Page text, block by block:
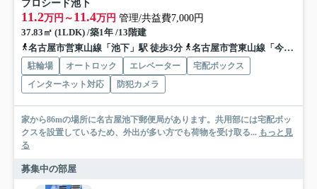
プロシード池下
11.2万円～ 11.4万円 管理/共益費7,000円
37.83㎡ (1LDK) /築1年 /13階建
名古屋市営東山線「池下」駅 徒歩3分
名古屋市営東山線「今池」駅 徒歩8分
駐輪場 オートロック エレベーター
宅配ボックス
インターネット対応
防犯カメラ
家から86mの場所に名古屋池下郵便局があります。共用部には宅配ボッ
クスを設置しているため、外出が多い方でも荷物を受け取る... もっと見
る
募集中の部屋